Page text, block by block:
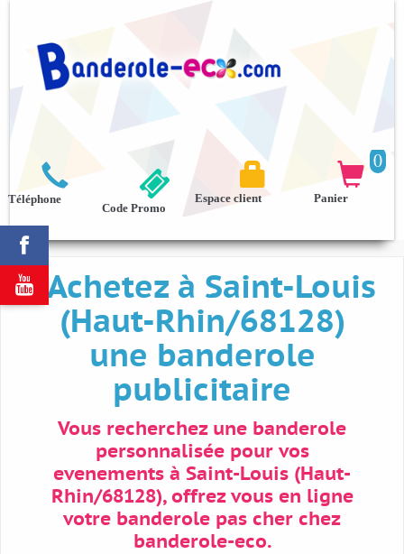



Téléphone
0

Panier

Espace client
Code Promo
Achetez à Saint-Louis
(Haut-Rhin/68128)
une banderole
publicitaire
Vous recherchez une banderole
personnalisée pour vos
evenements à Saint-Louis (Haut-
Rhin/68128), offrez vous en ligne
votre banderole pas cher chez
banderole-eco.